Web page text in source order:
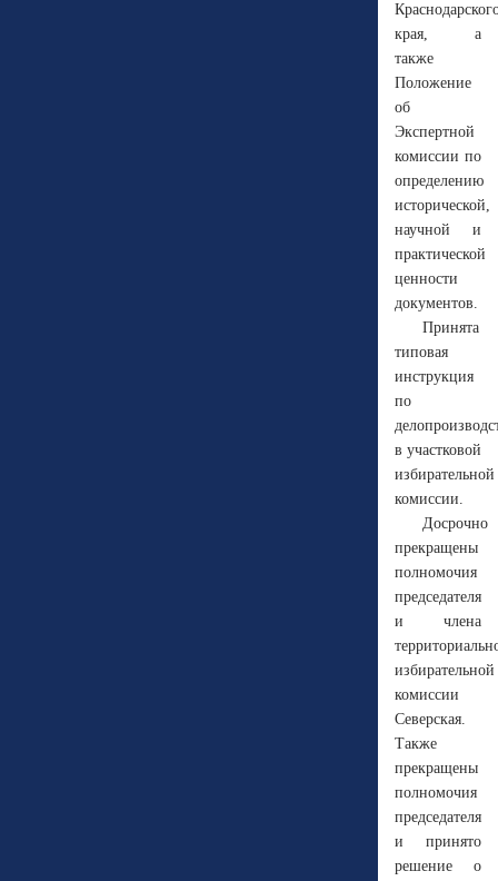
края, а
также
Положение
об
Экспертной
комиссии по
определению
исторической,
научной и
практической
ценности
документов.
Принята
типовая
инструкция
по
в участковой
избирательной
комиссии.
Досрочно
прекращены
полномочия
председателя
и члена
избирательной
комиссии
Северская.
Также
прекращены
полномочия
председателя
и принято
решение о